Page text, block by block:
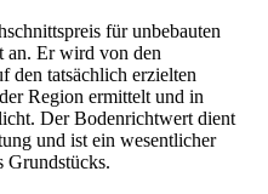
für unbebauten
an. Er wird von den
den tatsächlich erzielten
Region ermittelt und in
Der Bodenrichtwert dient
und ist ein wesentlicher
Grundstücks.